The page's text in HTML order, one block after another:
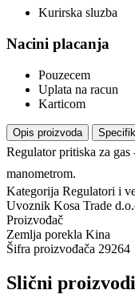
Kurirska sluzba
Nacini placanja
Pouzecem
Uplata na racun
Karticom
Opis proizvoda
Regulator pritiska za
manometrom.
Kategorija Regulatori i
Uvoznik Kosa Trade
Proizvođač
Zemlja porekla Kina
Šifra proizvođača 29264
Slični proizvodi